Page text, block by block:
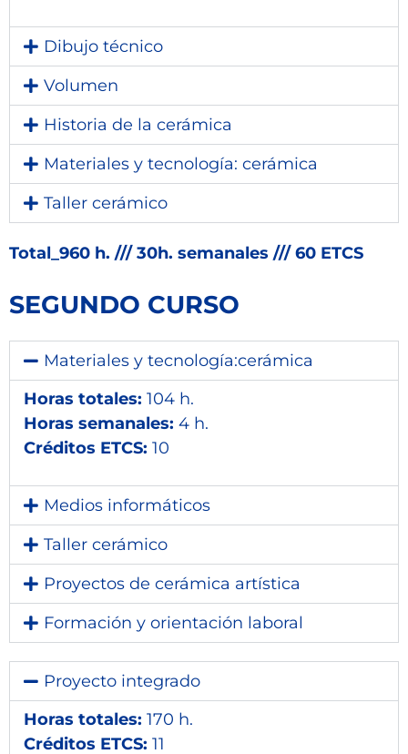
Dibujo técnico
Volumen
Historia de la cerámica
Materiales y tecnología: cerámica
Taller cerámico
Total_960 h. /// 30h. semanales /// 60 ETCS
SEGUNDO CURSO
Materiales y tecnología:cerámica
Horas totales: 104 h.
Horas semanales: 4 h.
Créditos ETCS: 10
Medios informáticos
Taller cerámico
Proyectos de cerámica artística
Formación y orientación laboral
Proyecto integrado
Horas totales: 170 h.
Créditos ETCS: 11